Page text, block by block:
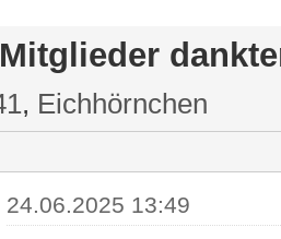
, Eichhörnchen
24.06.2025 13:49